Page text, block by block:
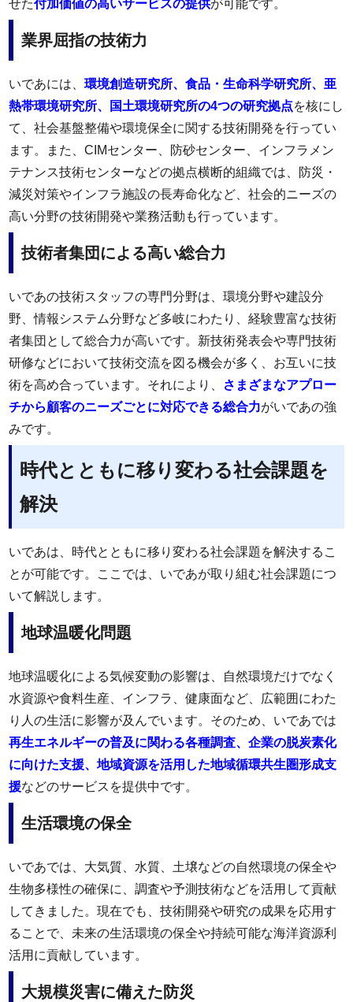
せた付加価値の高いサービスの提供が可能です。
業界屈指の技術力
いであには、環境創造研究所、食品・生命科学研究所、亜
熱帯環境研究所、国土環境研究所の4つの研究拠点を核にし
て、社会基盤整備や環境保全に関する技術開発を行ってい
ます。また、CIMセンター、防砂センター、インフラメン
テナンス技術センターなどの拠点横断的組織では、防災・
減災対策やインフラ施設の長寿命化など、社会的ニーズの
高い分野の技術開発や業務活動も行っています。
技術者集団による高い総合力
いであの技術スタッフの専門分野は、環境分野や建設分
野、情報システム分野など多岐にわたり、経験豊富な技術
者集団として総合力が高いです。新技術発表会や専門技術
研修などにおいて技術交流を図る機会が多く、お互いに技
術を高め合っています。それにより、
さまざまなアプロー
チから顧客のニーズごとに対応できる総合力がいであの強
みです。
時代とともに移り変わる社会課題を
解決
いであは、時代とともに移り変わる社会課題を解決するこ
とが可能です。ここでは、いであが取り組む社会課題につ
いて解説します。
地球温暖化問題
地球温暖化による気候変動の影響は、自然環境だけでなく
水資源や食料生産、インフラ、健康面など、広範囲にわた
り人の生活に影響が及んでいます。そのため、いであでは
再生エネルギーの普及に関わる各種調査、企業の脱炭素化
に向けた支援、地域資源を活用した地域循環共生圏形成支
援などのサービスを提供中です。
生活環境の保全
いであでは、大気質、水質、土壌などの自然環境の保全や
生物多様性の確保に、調査や予測技術などを活用して貢献
してきました。現在でも、技術開発や研究の成果を応用す
ることで、未来の生活環境の保全や持続可能な海洋資源利
活用に貢献しています。
大規模災害に備えた防災